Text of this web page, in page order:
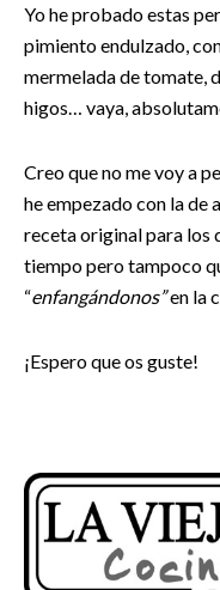
Yo he probado estas
pimiento endulzado,
mermelada de tomate,
higos… vaya,
Creo que no me voy a
he empezado con la de
receta original para los
tiempo pero tampoco
“enfangándonos”en la
¡Espero que os guste!